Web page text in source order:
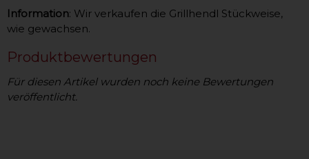
Information: Wir verkaufen die Grillhendl Stückweise,
wie gewachsen.
Produktbewertungen
Für diesen Artikel wurden noch keine Bewertungen
veröffentlicht.